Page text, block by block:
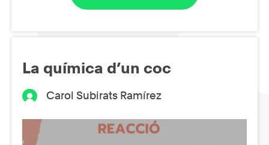
La química d’un coc
Carol Subirats Ramírez